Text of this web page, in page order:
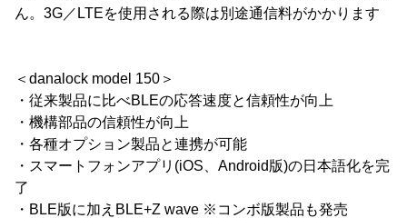
ん。3G／LTEを使用される際は別途通信料がかかります
＜danalock model 150＞
・従来製品に比べBLEの応答速度と信頼性が向上
・機構部品の信頼性が向上
・各種オプション製品と連携が可能
・スマートフォンアプリ(iOS、Android版)の日本語化を完
了
・BLE版に加えBLE+Z wave ※コンボ版製品も発売